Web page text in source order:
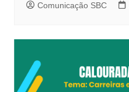
Comunicação SBC